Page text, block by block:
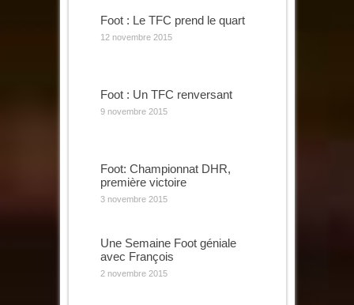
Foot : Le TFC prend le quart
12 novembre 2015
Foot : Un TFC renversant
9 novembre 2015
Foot: Championnat DHR,
première victoire
3 novembre 2015
Une Semaine Foot géniale
avec François
2 novembre 2015